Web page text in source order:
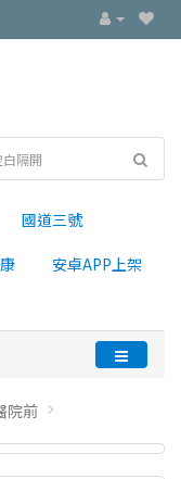
國道三號
安卓APP上架
院前